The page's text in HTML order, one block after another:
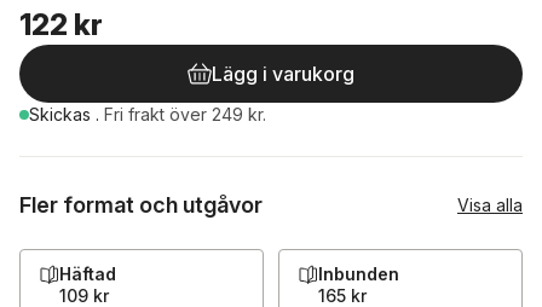
122 kr
Lägg i varukorg
Skickas . Fri frakt över 249 kr.
Fler format och utgåvor Visa alla
Häftad
109 kr
Inbunden
165 kr